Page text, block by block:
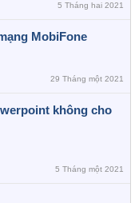
5 Tháng hai 2021
MobiFone
29 Tháng một 2021
không cho
5 Tháng một 2021